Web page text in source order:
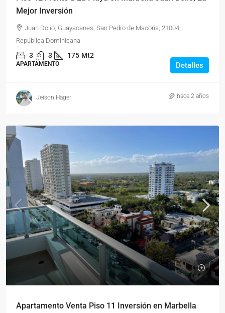
Mejor Inversión
Juan Dolio, Guayacanes, San Pedro de Macorís, 21004,
República Dominicana
3 3 175 Mt2
APARTAMENTO Detalles
Jeison Hager hace 2 años
$550,000
Apartamento Venta Piso 11 Inversión en Marbella